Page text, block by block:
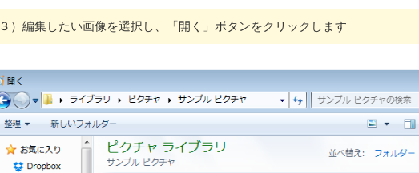
３）編集したい画像を選択し、「開く」ボタンをクリックします